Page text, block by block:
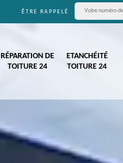
ÊTRE RAPPELÉ
RÉPARATION DE
TOITURE 24
ETANCHÉITÉ
TOITURE 24